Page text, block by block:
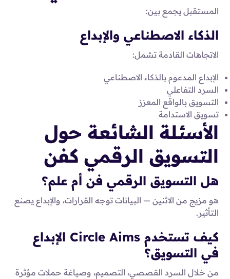
المستقبل يجمع بين:
الذكاء الاصطناعي والإبداع
الاتجاهات القادمة تشمل:
الإبداع المدعوم بالذكاء الاصطناعي
السرد التفاعلي
التسويق بالواقع المعزز
تسويق الاستدامة
الأسئلة الشائعة حول
التسويق الرقمي كفن
هل التسويق الرقمي فن أم علم؟
هو مزيج من الاثنين — البيانات توجه القرارات، والإبداع يصنع
التأثير.
كيف تستخدم Circle Aims الإبداع
في التسويق؟
من خلال السرد القصصي، التصميم، وصياغة حملات مؤثرة